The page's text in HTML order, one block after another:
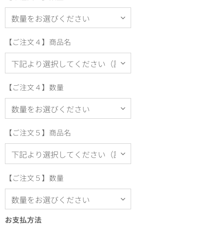
【ご注文４】商品名
【ご注文４】数量
【ご注文５】商品名
【ご注文５】数量
お支払方法